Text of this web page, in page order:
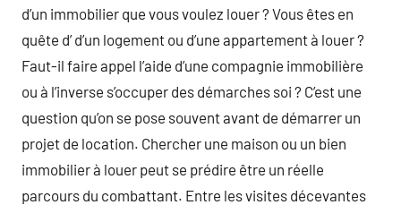
d’un immobilier que vous voulez louer ? Vous êtes en
quête d’ d’un logement ou d’une appartement à louer ?
Faut-il faire appel l’aide d’une compagnie immobilière
ou à l’inverse s’occuper des démarches soi ? C’est une
question qu’on se pose souvent avant de démarrer un
projet de location. Chercher une maison ou un bien
immobilier à louer peut se prédire être un réelle
parcours du combattant. Entre les visites décevantes